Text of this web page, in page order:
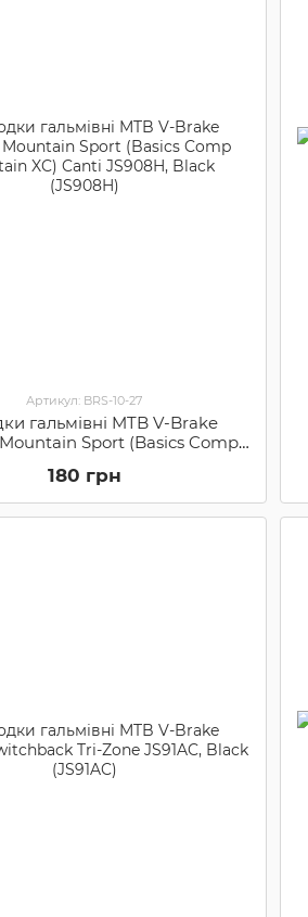
Артикул: BRS-10-27
гальмівні MTB V-Brake
Sport (Basics Comp
(JS908H)
180 грн